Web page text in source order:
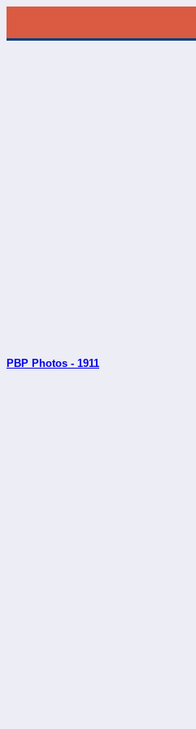
PBP Photos - 1911